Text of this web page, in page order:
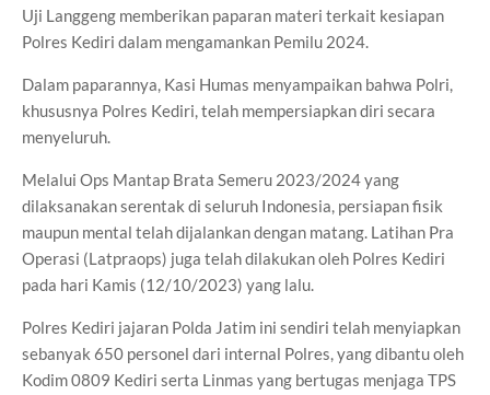
Uji Langgeng memberikan paparan materi terkait kesiapan
Polres Kediri dalam mengamankan Pemilu 2024.
Dalam paparannya, Kasi Humas menyampaikan bahwa Polri,
khususnya Polres Kediri, telah mempersiapkan diri secara
menyeluruh.
Melalui Ops Mantap Brata Semeru 2023/2024 yang
dilaksanakan serentak di seluruh Indonesia, persiapan fisik
maupun mental telah dijalankan dengan matang. Latihan Pra
Operasi (Latpraops) juga telah dilakukan oleh Polres Kediri
pada hari Kamis (12/10/2023) yang lalu.
Polres Kediri jajaran Polda Jatim ini sendiri telah menyiapkan
sebanyak 650 personel dari internal Polres, yang dibantu oleh
Kodim 0809 Kediri serta Linmas yang bertugas menjaga TPS